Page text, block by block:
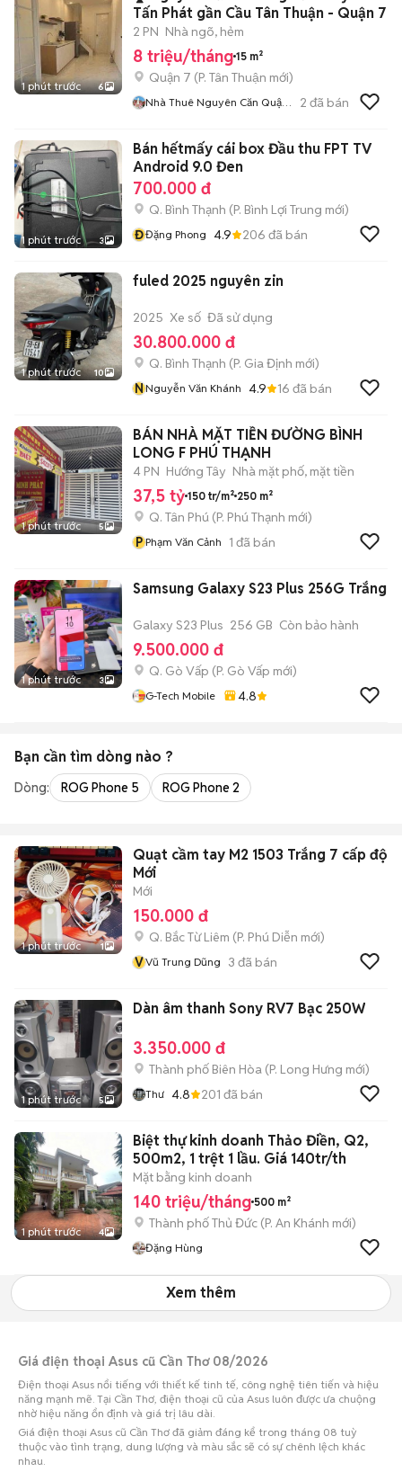
1 phút trước 6
Tấn Phát gần Cầu Tân Thuận - Quận 7
2 PN Nhà ngõ, hẻm
8 triệu/tháng 15 m²
Quận 7 (P. Tân Thuận mới)
Nhà Thuê Nguyên Căn Quận
2 đã bán
1 phút trước 3
Bán hếtmấy cái box Đầu thu FPT TV
Android 9.0 Đen
700.000 đ
Q. Bình Thạnh (P. Bình Lợi Trung mới)
ĐĐặng Phong 4.9 206 đã bán
1 phút trước 10
fuled 2025 nguyên zin
2025 Xe số Đã sử dụng
30.800.000 đ
Q. Bình Thạnh (P. Gia Định mới)
NNguyễn Văn Khánh 4.9 16 đã bán
1 phút trước 5
BÁN NHÀ MẶT TIỀN ĐƯỜNG BÌNH
LONG F PHÚ THẠNH
4 PN Hướng Tây Nhà mặt phố, mặt tiền
37,5 tỷ 150 tr/m² 250 m²
Q. Tân Phú (P. Phú Thạnh mới)
P Phạm Văn Cảnh 1 đã bán
1 phút trước 3
Samsung Galaxy S23 Plus 256G Trắng
Galaxy S23 Plus 256 GB Còn bảo hành
9.500.000 đ
Q. Gò Vấp (P. Gò Vấp mới)
G-Tech Mobile 4.8
Bạn cần tìm dòng nào ?
Dòng: ROG Phone 5 ROG Phone 2
1 phút trước 1
Quạt cầm tay M2 1503 Trắng 7 cấp độ
Mới
Mới
150.000 đ
Q. Bắc Từ Liêm (P. Phú Diễn mới)
VVũ Trung Dũng 3 đã bán
1 phút trước 5
Dàn âm thanh Sony RV7 Bạc 250W
3.350.000 đ
Thành phố Biên Hòa (P. Long Hưng mới)
Thư 4.8 201 đã bán
1 phút trước 4
Biệt thự kinh doanh Thảo Điền, Q2,
500m2, 1 trệt 1 lầu. Giá 140tr/th
Mặt bằng kinh doanh
140 triệu/tháng 500 m²
Thành phố Thủ Đức (P. An Khánh mới)
Đặng Hùng
Xem thêm
Giá điện thoại Asus cũ Cần Thơ 08/2026
Điện thoại Asus nổi tiếng với thiết kế tinh tế, công nghệ tiên tiến và hiệu
năng mạnh mẽ. Tại Cần Thơ, điện thoại cũ của Asus luôn được ưa chuộng
nhờ hiệu năng ổn định và giá trị lâu dài.
Giá điện thoại Asus cũ Cần Thơ đã giảm đáng kể trong tháng 08 tuỳ
thuộc vào tình trạng, dung lượng và màu sắc sẽ có sự chênh lệch khác
nhau.